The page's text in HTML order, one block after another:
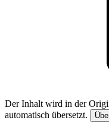
Der Inhalt wird in der
automatisch übersetzt.